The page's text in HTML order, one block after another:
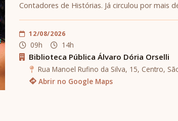
Contadores de Histórias. Já circulou por mais
12/08/2026
09h 14h
Biblioteca Pública Álvaro Dória Orselli
Rua Manoel Rufino da Silva, 15, Centro,
Abrir no Google Maps